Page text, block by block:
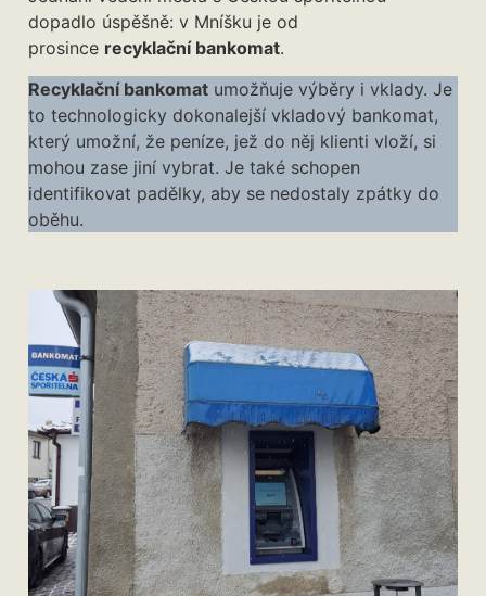
dopadlo úspěšně: v Mníšku je od
prosince recyklační bankomat.
Recyklační bankomat umožňuje výběry i vklady. Je
to technologicky dokonalejší vkladový bankomat,
který umožní, že peníze, jež do něj klienti vloží, si
mohou zase jiní vybrat. Je také schopen
identifikovat padělky, aby se nedostaly zpátky do
oběhu.